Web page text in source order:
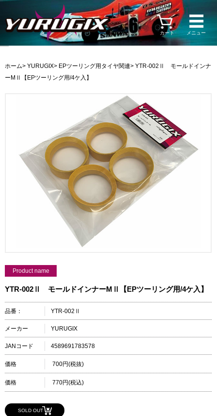
カート メニュー
ホーム> YURUGIX> EPツーリング用タイヤ関連> YTR-002Ⅱ モールドインナ
ーMⅡ【EPツーリング用/4ケ入】
Product name
YTR-002Ⅱ モールドインナーMⅡ【EPツーリング用/4ケ入】
品番： YTR-002Ⅱ
メーカー YURUGIX
JANコード 4589691783578
価格 700円(税抜)
価格 770円(税込)
SOLD OUT